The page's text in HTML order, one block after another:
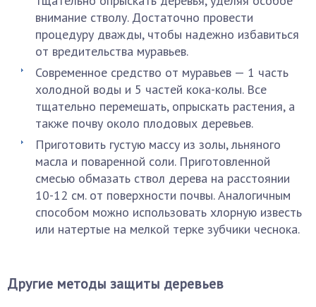
внимание стволу. Достаточно провести
процедуру дважды, чтобы надежно избавиться
от вредительства муравьев.
Современное средство от муравьев — 1 часть
холодной воды и 5 частей кока-колы. Все
тщательно перемешать, опрыскать растения, а
также почву около плодовых деревьев.
Приготовить густую массу из золы, льняного
масла и поваренной соли. Приготовленной
смесью обмазать ствол дерева на расстоянии
10-12 см. от поверхности почвы. Аналогичным
способом можно использовать хлорную известь
или натертые на мелкой терке зубчики чеснока.
Другие методы защиты деревьев